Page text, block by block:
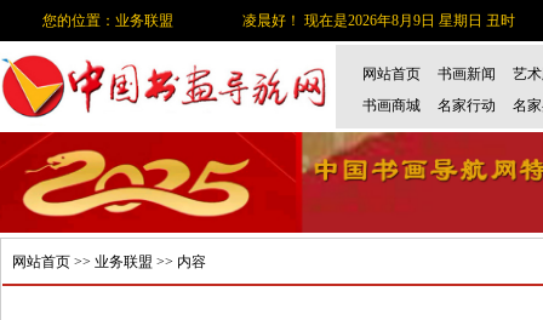
您的位置：业务联盟 凌晨好！ 现在是2026年8月9日 星期日 丑时
网站首页 书画新闻
艺
书画商城
名家行动 名
网站首页 >> 业务联盟 >> 内容